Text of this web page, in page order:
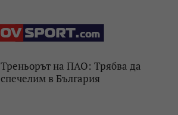
Треньорът на ПАО: Трябва да
спечелим в България